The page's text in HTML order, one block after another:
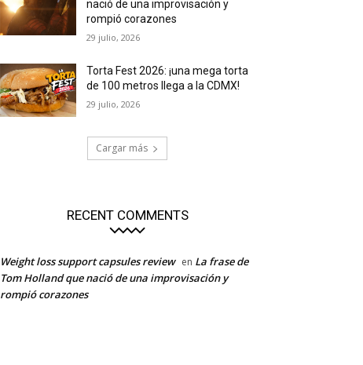
nació de una improvisación y
rompió corazones
29 julio, 2026
Torta Fest 2026: ¡una mega torta
de 100 metros llega a la CDMX!
29 julio, 2026
Cargar más
RECENT COMMENTS
Weight loss support capsules review en La frase de
Tom Holland que nació de una improvisación y
rompió corazones